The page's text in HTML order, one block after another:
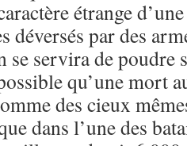
étrange
déversés par des
se servira de poudre
qu’une mort
des cieux
dans l’une des